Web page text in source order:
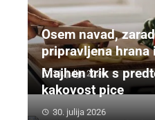
Osem navad,
pripravljena hrana
31. julija 2026
Majhen trik s
kakovost pice
30. julija 2026